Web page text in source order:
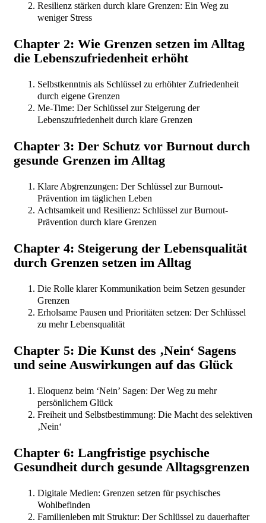
Resilienz stärken durch klare Grenzen: Ein Weg zu
weniger Stress
Chapter 2: Wie Grenzen setzen im Alltag
die Lebenszufriedenheit erhöht
Selbstkenntnis als Schlüssel zu erhöhter Zufriedenheit
durch eigene Grenzen
Me-Time: Der Schlüssel zur Steigerung der
Lebenszufriedenheit durch klare Grenzen
Chapter 3: Der Schutz vor Burnout durch
gesunde Grenzen im Alltag
Klare Abgrenzungen: Der Schlüssel zur Burnout-
Prävention im täglichen Leben
Achtsamkeit und Resilienz: Schlüssel zur Burnout-
Prävention durch klare Grenzen
Chapter 4: Steigerung der Lebensqualität
durch Grenzen setzen im Alltag
Die Rolle klarer Kommunikation beim Setzen gesunder
Grenzen
Erholsame Pausen und Prioritäten setzen: Der Schlüssel
zu mehr Lebensqualität
Chapter 5: Die Kunst des ‚Nein‘ Sagens
und seine Auswirkungen auf das Glück
Eloquenz beim ‘Nein’ Sagen: Der Weg zu mehr
persönlichem Glück
Freiheit und Selbstbestimmung: Die Macht des selektiven
‚Nein‘
Chapter 6: Langfristige psychische
Gesundheit durch gesunde Alltagsgrenzen
Digitale Medien: Grenzen setzen für psychisches
Wohlbefinden
Familienleben mit Struktur: Der Schlüssel zu dauerhafter